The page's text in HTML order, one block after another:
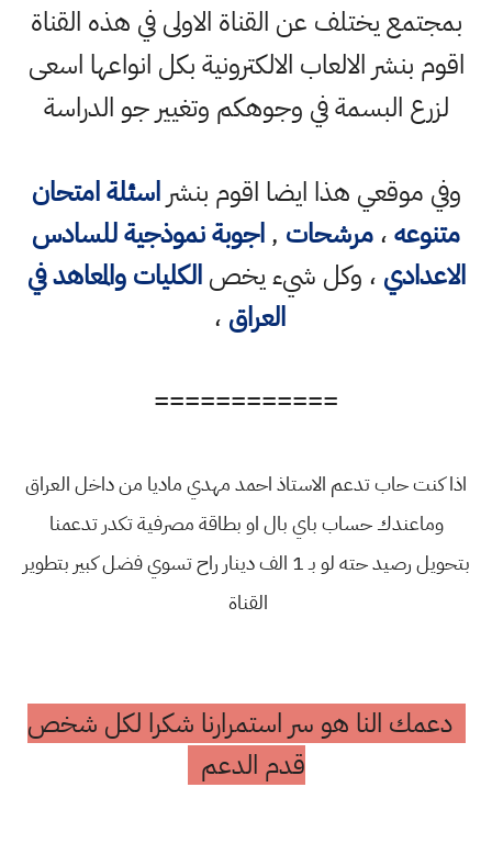
بمجتمع يختلف عن القناة الاولى في هذه القناة
اقوم بنشر الالعاب الالكترونية بكل انواعها اسعى
لزرع البسمة في وجوهكم وتغيير جو الدراسة
وفي موقعي هذا ايضا اقوم بنشراسئلة امتحان
متنوعه،مرشحات ,اجوبة نموذجية للسادس
الاعدادي ، وكل شيء يخصالكليات والمعاهد في
العراق ،
============
اذا كنت حاب تدعم الاستاذ احمد مهدي ماديا من داخل العراق
وماعندك حساب باي بال او بطاقة مصرفية تكدر تدعمنا
بتحويل رصيد حته لو بـ 1 الف دينار راح تسوي فضل كبير بتطوير
القناة
دعمك النا هو سر استمرارنا شكرا لكل شخص
قدم الدعم